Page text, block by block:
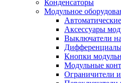
Конденсаторы
Модульное
Аксессуары
Выключатели
Кнопки
Модульные
Ограничители